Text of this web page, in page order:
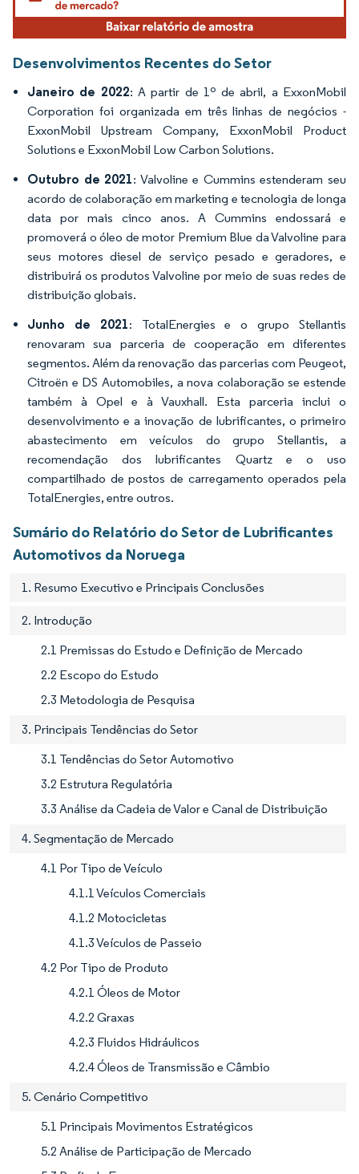
Desenvolvimentos Recentes do Setor
Janeiro de 2022: A partir de 1º de abril, a ExxonMobil
Corporation foi organizada em três linhas de negócios -
ExxonMobil Upstream Company, ExxonMobil Product
Solutions e ExxonMobil Low Carbon Solutions.
Outubro de 2021: Valvoline e Cummins estenderam seu
acordo de colaboração em marketing e tecnologia de longa
data por mais cinco anos. A Cummins endossará e
promoverá o óleo de motor Premium Blue da Valvoline para
seus motores diesel de serviço pesado e geradores, e
distribuirá os produtos Valvoline por meio de suas redes de
distribuição globais.
Junho de 2021: TotalEnergies e o grupo Stellantis
renovaram sua parceria de cooperação em diferentes
segmentos. Além da renovação das parcerias com Peugeot,
Citroën e DS Automobiles, a nova colaboração se estende
também à Opel e à Vauxhall. Esta parceria inclui o
desenvolvimento e a inovação de lubrificantes, o primeiro
abastecimento em veículos do grupo Stellantis, a
recomendação dos lubrificantes Quartz e o uso
compartilhado de postos de carregamento operados pela
TotalEnergies, entre outros.
Sumário do Relatório do Setor de Lubrificantes
Automotivos da Noruega
1. Resumo Executivo e Principais Conclusões
2. Introdução
2.1 Premissas do Estudo e Definição de Mercado
2.2 Escopo do Estudo
2.3 Metodologia de Pesquisa
3. Principais Tendências do Setor
3.1 Tendências do Setor Automotivo
3.2 Estrutura Regulatória
3.3 Análise da Cadeia de Valor e Canal de Distribuição
4. Segmentação de Mercado
4.1 Por Tipo de Veículo
4.1.1 Veículos Comerciais
4.1.2 Motocicletas
4.1.3 Veículos de Passeio
4.2 Por Tipo de Produto
4.2.1 Óleos de Motor
4.2.2 Graxas
4.2.3 Fluidos Hidráulicos
4.2.4 Óleos de Transmissão e Câmbio
5. Cenário Competitivo
5.1 Principais Movimentos Estratégicos
5.2 Análise de Participação de Mercado